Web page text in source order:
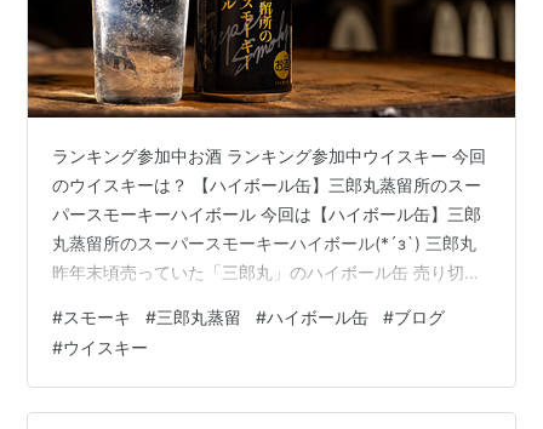
ランキング参加中お酒 ランキング参加中ウイスキー 今回
のウイスキーは？ 【ハイボール缶】三郎丸蒸留所のスー
パースモーキーハイボール 今回は【ハイボール缶】三郎
丸蒸留所のスーパースモーキーハイボール(*´з`) 三郎丸
昨年末頃売っていた「三郎丸」のハイボール缶 売り切れ
#スモーキ #三郎丸蒸留 #ハイボール缶 #ブログ
#ウイスキー